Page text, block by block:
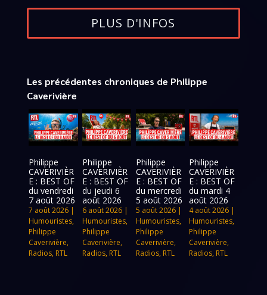
PLUS D'INFOS
Les précédentes chroniques de Philippe
Caverivière
Philippe
CAVERIVIÈR
E : BEST OF
du vendredi
7 août 2026
7 août 2026 |
Humouristes,
Philippe
Caverivière,
Radios, RTL
Philippe
CAVERIVIÈR
E : BEST OF
du jeudi 6
août 2026
6 août 2026|
Humouristes,
Philippe
Caverivière,
Radios, RTL
Philippe
CAVERIVIÈR
E : BEST OF
du mercredi
5 août 2026
5 août 2026|
Humouristes,
Philippe
Caverivière,
Radios, RTL
Philippe
CAVERIVIÈR
E : BEST OF
du mardi 4
août 2026
4 août 2026 |
Humouristes,
Philippe
Caverivière,
Radios, RTL